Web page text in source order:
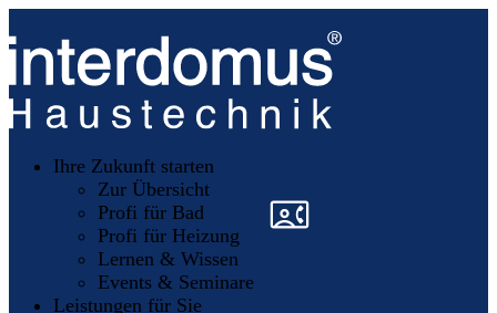
Ihre Zukunft starten
Zur Übersicht
Profi für Bad
Profi für Heizung
Lernen & Wissen
Events & Seminare
Leistungen für Sie
»